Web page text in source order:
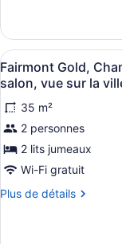
1
très
grand
lit,
accès
au
bar-
salon,
vue
sur
Fairmont
Gold,
Chambre,
1
très
grand
lit,
accès
au
bar-
salon,
vue
Afficher
toutes
les
photos
pour
ce
type
de
chambre :
4
Fairmont Gold,
salon, vue sur la
35 m²
2 personnes
2 lits jumeaux
Wi-Fi gratuit
Plus de détails
Plus